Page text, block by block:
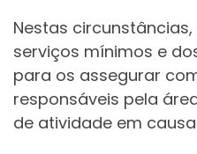
Nestas
serviços mínimos e
para os assegurar
responsáveis pela
de atividade em